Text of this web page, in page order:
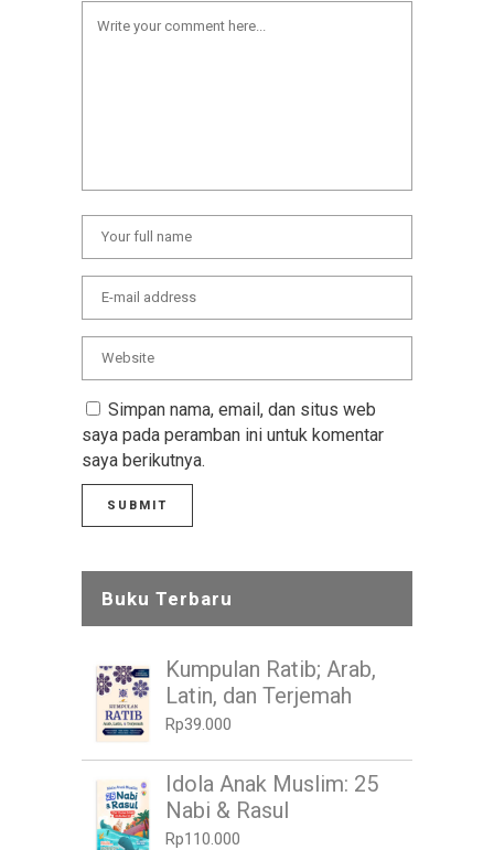
Simpan nama, email, dan situs web
saya pada peramban ini untuk komentar
saya berikutnya.
Buku Terbaru
Kumpulan Ratib; Arab,
Latin, dan Terjemah
Rp39.000
Idola Anak Muslim: 25
Nabi & Rasul
Rp110.000